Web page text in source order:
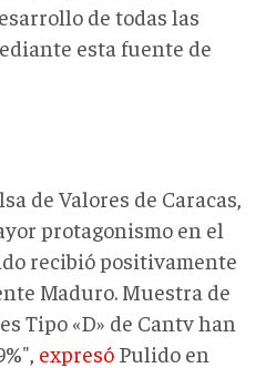
de todas las
esta fuente de
de Valores de Caracas,
protagonismo en el
recibió positivamente
Maduro. Muestra de
Tipo «D» de Cantv han
expresó Pulido en